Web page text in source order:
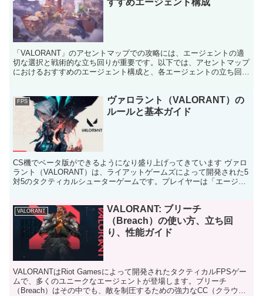
すすめエージェント構成
「VALORANT」のアセントマップでの攻略には、エージェントの適
切な選択と戦術的な立ち回りが重要です。以下では、アセントマップ
におけるおすすめのエージェント構成と、各エージェントの立ち回り
FPS
ヴァロラント（VALORANT）の
ルールと基本ガイド
CS機でベータ版ができるようになり盛り上げってきています ヴァロ
ラント（VALORANT）は、ライアットゲームズによって開発された5
対5のタクティカルシューターゲームです。プレイヤーは「エージェ
VALORANT
VALORANT: ブリーチ
（Breach）の使い方、立ち回
り、性能ガイド
VALORANTはRiot Gamesによって開発されたタクティカルFPSゲー
ムで、多くのユニークなエージェントが登場します。ブリーチ
（Breach）はその中でも、敵を制圧するための強力なCC（クラウド